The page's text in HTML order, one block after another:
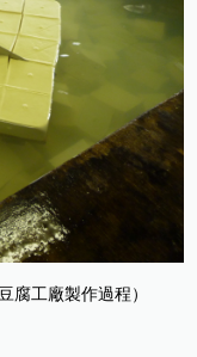
腐工廠製作過程）